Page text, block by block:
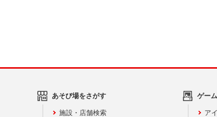
あそび場をさがす
施設・店舗検索
ゲー
ア